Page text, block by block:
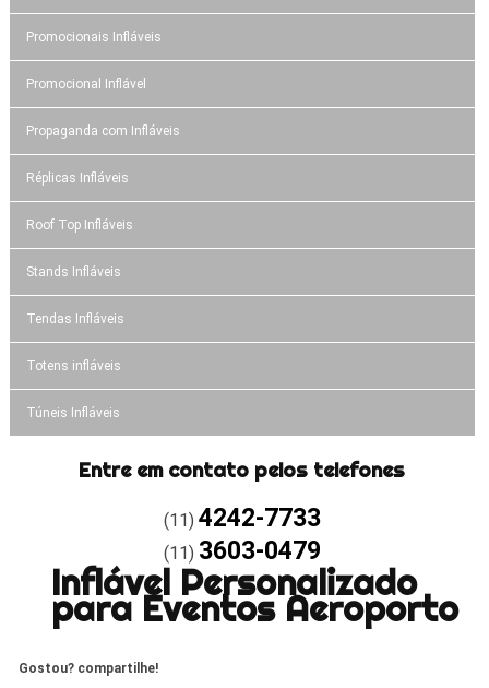
Promocionais Infláveis
Promocional Inflável
Propaganda com Infláveis
Réplicas Infláveis
Roof Top Infláveis
Stands Infláveis
Tendas Infláveis
Totens infláveis
Túneis Infláveis
Entre em contato pelos telefones
(11) 4242-7733
(11) 3603-0479
Inflável Personalizado
para Eventos Aeroporto
Gostou? compartilhe!